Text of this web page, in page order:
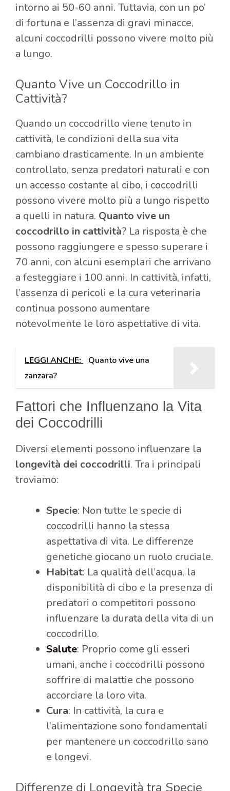
intorno ai 50-60 anni. Tuttavia, con un po’
di fortuna e l’assenza di gravi minacce,
alcuni coccodrilli possono vivere molto più
a lungo.
Quanto Vive un Coccodrillo in
Cattività?
Quando un coccodrillo viene tenuto in
cattività, le condizioni della sua vita
cambiano drasticamente. In un ambiente
controllato, senza predatori naturali e con
un accesso costante al cibo, i coccodrilli
possono vivere molto più a lungo rispetto
a quelli in natura. Quanto vive un
coccodrillo in cattività? La risposta è che
possono raggiungere e spesso superare i
70 anni, con alcuni esemplari che arrivano
a festeggiare i 100 anni. In cattività, infatti,
l’assenza di pericoli e la cura veterinaria
continua possono aumentare
notevolmente le loro aspettative di vita.
LEGGI ANCHE: Quanto vive una
zanzara?
Fattori che Influenzano la Vita
dei Coccodrilli
Diversi elementi possono influenzare la
longevità dei coccodrilli. Tra i principali
troviamo:
Specie: Non tutte le specie di
coccodrilli hanno la stessa
aspettativa di vita. Le differenze
genetiche giocano un ruolo cruciale.
Habitat: La qualità dell’acqua, la
disponibilità di cibo e la presenza di
predatori o competitori possono
influenzare la durata della vita di un
coccodrillo.
Salute: Proprio come gli esseri
umani, anche i coccodrilli possono
soffrire di malattie che possono
accorciare la loro vita.
Cura: In cattività, la cura e
l’alimentazione sono fondamentali
per mantenere un coccodrillo sano
e longevi.
Differenze di Longevità tra Specie